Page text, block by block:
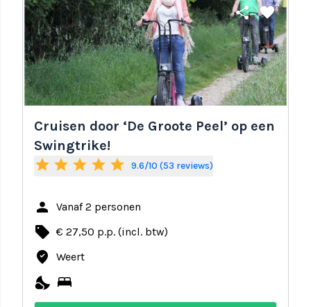
share favorite
Cruisen door ‘De Groote Peel’ op een
Swingtrike!
star star star star star 9.6/10 (53 reviews)
person Vanaf 2 personen
local_offer € 27,50 p.p. (incl. btw)
where_to_vote Weert
nights_stay bed